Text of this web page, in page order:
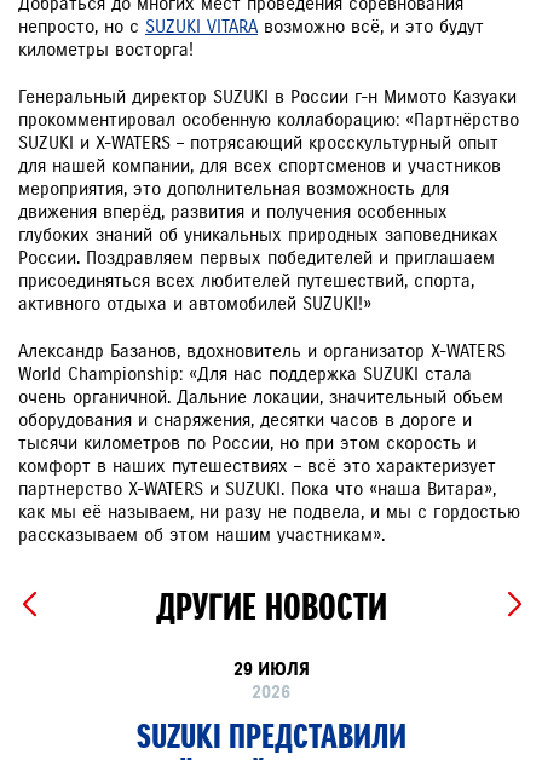
непросто, но с SUZUKI VITARA возможно всё, и это будут
километры восторга!
Генеральный директор SUZUKI в России г-н Мимото Казуаки
прокомментировал особенную коллаборацию: «Партнёрство
SUZUKI и X-WATERS – потрясающий кросскультурный опыт
для нашей компании, для всех спортсменов и участников
мероприятия, это дополнительная возможность для
движения вперёд, развития и получения особенных
глубоких знаний об уникальных природных заповедниках
России. Поздравляем первых победителей и приглашаем
присоединяться всех любителей путешествий, спорта,
активного отдыха и автомобилей SUZUKI!»
Александр Базанов, вдохновитель и организатор X-WATERS
World Championship: «Для нас поддержка SUZUKI стала
очень органичной. Дальние локации, значительный объем
оборудования и снаряжения, десятки часов в дороге и
тысячи километров по России, но при этом скорость и
комфорт в наших путешествиях – всё это характеризует
партнерство X-WATERS и SUZUKI. Пока что «наша Витара»,
как мы её называем, ни разу не подвела, и мы с гордостью
рассказываем об этом нашим участникам».
ДРУГИЕ НОВОСТИ
29 ИЮЛЯ
2026
SUZUKI ПРЕДСТАВИЛИ